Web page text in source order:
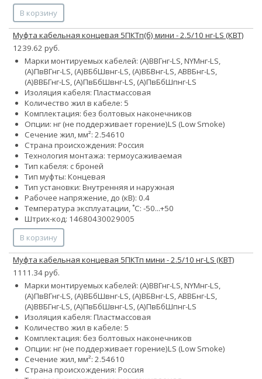
В корзину
Муфта кабельная концевая 5ПКТп(б) мини - 2.5/10 нг-LS (КВТ)
1239.62 руб.
Марки монтируемых кабелей: (А)ВВГнг-LS, NYMнг-LS,
(А)ПвВГнг-LS, (А)ВБбШвнг-LS, (А)ВБВнг-LS, АВВБнг-LS,
(А)ВВБГнг-LS, (А)ПвБбШвнг-LS, (А)ПвБбШпнг-LS
Изоляция кабеля: Пластмассовая
Количество жил в кабеле: 5
Комплектация: без болтовых наконечников
Опции: нг (не поддерживает горение)LS (Low Smoke)
Сечение жил, мм²: 2.54610
Страна происхождения: Россия
Технология монтажа: термоусаживаемая
Тип кабеля: с броней
Тип муфты: Концевая
Тип установки: Внутренняя и наружная
Рабочее напряжение, до (кВ): 0.4
Температура эксплуатации, ˚С: -50...+50
Штрих-код: 14680430029005
В корзину
Муфта кабельная концевая 5ПКТп мини - 2.5/10 нг-LS (КВТ)
1111.34 руб.
Марки монтируемых кабелей: (А)ВВГнг-LS, NYMнг-LS,
(А)ПвВГнг-LS, (А)ВБбШвнг-LS, (А)ВБВнг-LS, АВВБнг-LS,
(А)ВВБГнг-LS, (А)ПвБбШвнг-LS, (А)ПвБбШпнг-LS
Изоляция кабеля: Пластмассовая
Количество жил в кабеле: 5
Комплектация: без болтовых наконечников
Опции: нг (не поддерживает горение)LS (Low Smoke)
Сечение жил, мм²: 2.54610
Страна происхождения: Россия